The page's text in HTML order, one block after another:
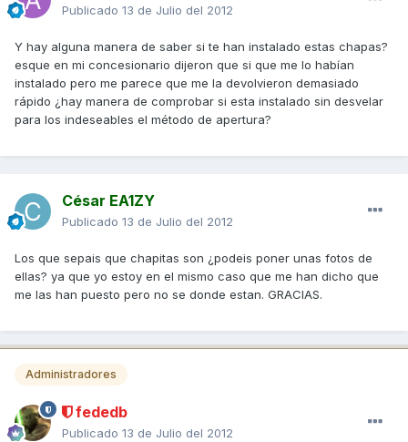
Publicado 13 de Julio del 2012
Y hay alguna manera de saber si te han instalado estas chapas?
esque en mi concesionario dijeron que si que me lo habían
instalado pero me parece que me la devolvieron demasiado
rápido ¿hay manera de comprobar si esta instalado sin desvelar
para los indeseables el método de apertura?
César EA1ZY
Publicado 13 de Julio del 2012
Los que sepais que chapitas son ¿podeis poner unas fotos de
ellas? ya que yo estoy en el mismo caso que me han dicho que
me las han puesto pero no se donde estan. GRACIAS.
Administradores
fededb
Publicado 13 de Julio del 2012